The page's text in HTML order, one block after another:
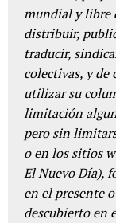
mundial y libre
distribuir,
traducir,
colectivas, y
utilizar su
limitación
pero sin
o en los sitios
El Nuevo Día),
en el presente
descubierto en